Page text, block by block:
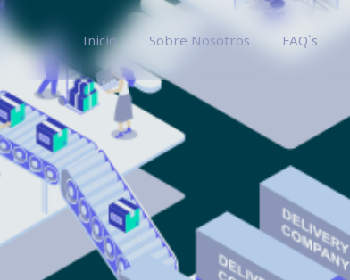
Inicio Sobre Nosotros FAQ`s